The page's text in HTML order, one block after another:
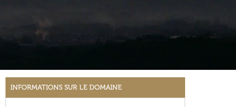
INFORMATIONS SUR LE DOMAINE